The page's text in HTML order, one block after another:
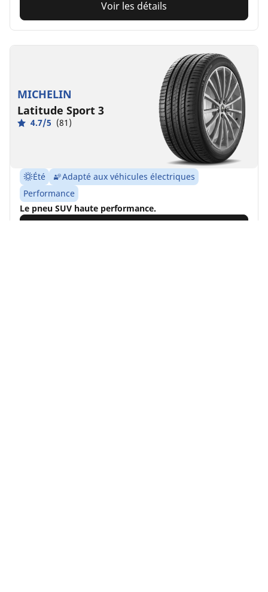
Voir les détails
MICHELIN
Latitude Sport 3
4.7/5 (81)
Été
Adapté aux véhicules électriques
Performance
Le pneu SUV haute performance.